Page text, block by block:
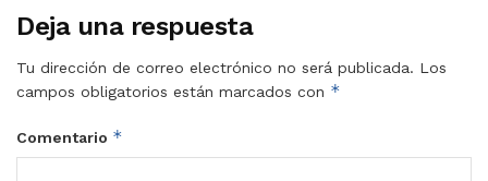
Deja una respuesta
Tu dirección de correo electrónico no será publicada. Los
campos obligatorios están marcados con *
Comentario *